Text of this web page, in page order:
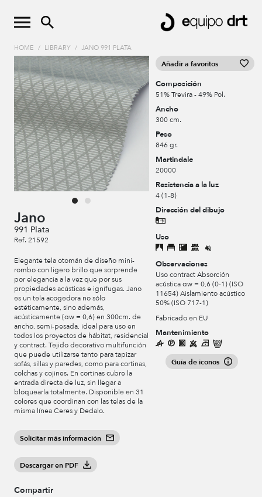
HOME / LIBRARY / JANO 991 PLATA
Jano
991 Plata
Ref. 21592
Elegante tela otomán de diseño mini-
rombo con ligero brillo que sorprende
por elegancia a la vez que por sus
propiedades acústicas e ignífugas. Jano
es un tela acogedora no sólo
estéticamente, sino además,
acústicamente (αw = 0,6) en 300cm. de
ancho, semi-pesada, ideal para uso en
todos los proyectos de hábitat, residencial
y contract. Tejido decorativo multifunción
que puede utilizarse tanto para tapizar
sofás, sillas y paredes, como para cortinas,
colchas y cojines. En cortinas cubre la
entrada directa de luz, sin llegar a
bloquearla totalmente. Disponible en 31
colores que coordinan con las telas de la
misma línea Ceres y Dedalo.
Solicitar más información
Descargar en PDF
Compartir
Añadir a favoritos
Composición
51% Trevira - 49% Pol.
Ancho
300 cm.
Peso
846 gr.
Martindale
20000
Resistencia a la luz
4 (1-8)
Dirección del dibujo
Uso
Observaciones
Uso contract Absorción
acústica αw = 0,6 (0-1) (ISO
11654) Aislamiento acústico
50% (ISO 717-1)
Fabricado en EU
Mantenimiento
Guía de iconos